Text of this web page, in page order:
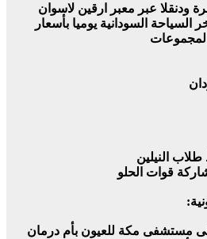
ودنقلا عبر معبر ارقين لاسوان
السياحة السودانية يوميا بأسعار
طلاب النيلين
قوات الحلو